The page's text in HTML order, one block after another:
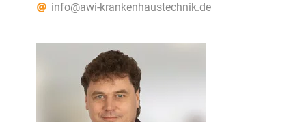
info@awi-krankenhaustechnik.de